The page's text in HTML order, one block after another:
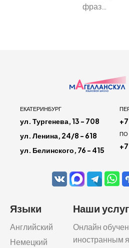
фраз…
ЕКАТЕРИНБУРГ
ул. Тургенева, 13 - 708
ул. Ленина, 24/8 - 618
ул. Белинского, 76 - 415
ПО
Языки
Английский
Немецкий
Наши
Онлайн
иностранным